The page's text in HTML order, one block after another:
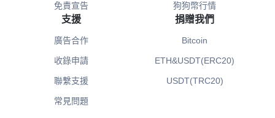
免責宣告 狗狗幣行情
支援
廣告合作
收錄申請
聯繫支援
常見問題
捐贈我們
Bitcoin
ETH&USDT(ERC20)
USDT(TRC20)